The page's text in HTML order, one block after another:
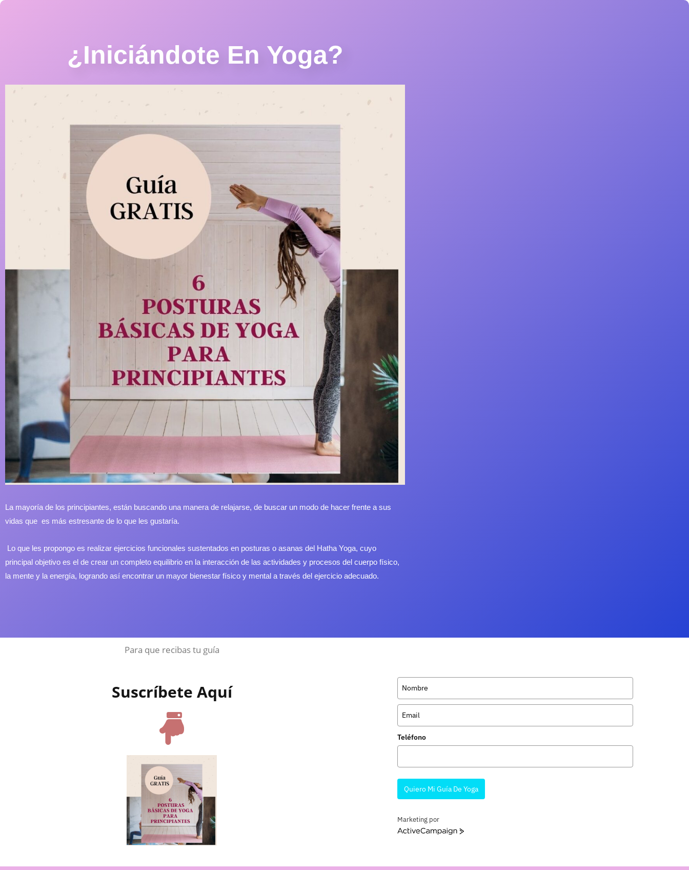
¿Iniciándote En Yoga?
La mayoría de los principiantes, están buscando una manera de relajarse, de buscar un modo de hacer frente a sus
vidas que es más estresante de lo que les gustaría.
Lo que les propongo es realizar ejercicios funcionales sustentados en posturas o asanas del Hatha Yoga, cuyo
principal objetivo es el de crear un completo equilibrio en la interacción de las actividades y procesos del cuerpo físico,
la mente y la energía, logrando así encontrar un mayor bienestar físico y mental a través del ejercicio adecuado.
Para que recibas tu guía
Suscríbete Aquí
Teléfono
Quiero Mi Guía De Yoga
Marketing por
ActiveCampaign